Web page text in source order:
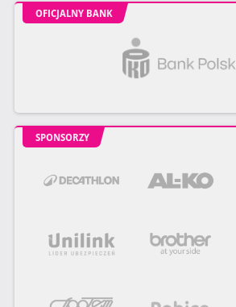
OFICJALNY BANK
SPONSORZY